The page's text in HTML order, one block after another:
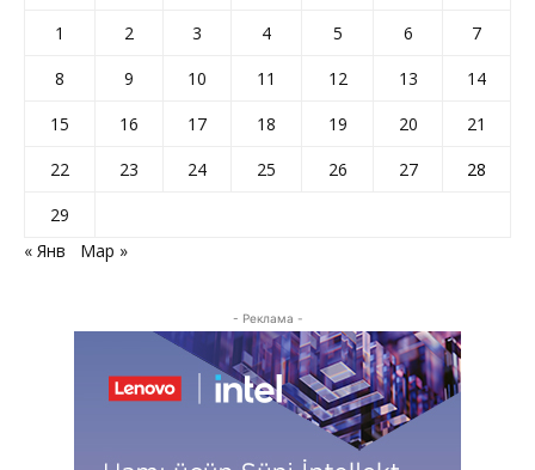
1 2 3 4 5 6
7
8
9 10 11 12 13
14
15
16 17 18 19 20
21
22
23 24 25 26 27
28
29
« Янв
Мар »
- Реклама -